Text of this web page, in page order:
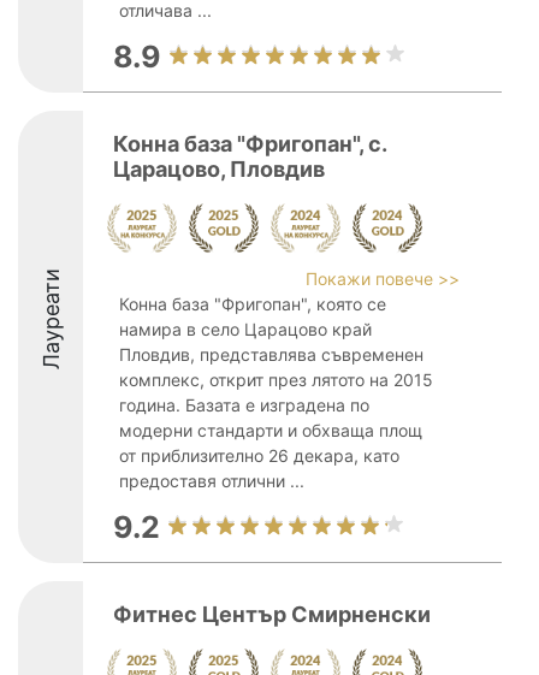
отличава ...
8.9
Лауреати
Конна база "Фригопан", с.
Царацово, Пловдив
Покажи повече >>
Конна база "Фригопан", която се
намира в село Царацово край
Пловдив, представлява съвременен
комплекс, открит през лятото на 2015
година. Базата е изградена по
модерни стандарти и обхваща площ
от приблизително 26 декара, като
предоставя отлични ...
9.2
Фитнес Център Смирненски